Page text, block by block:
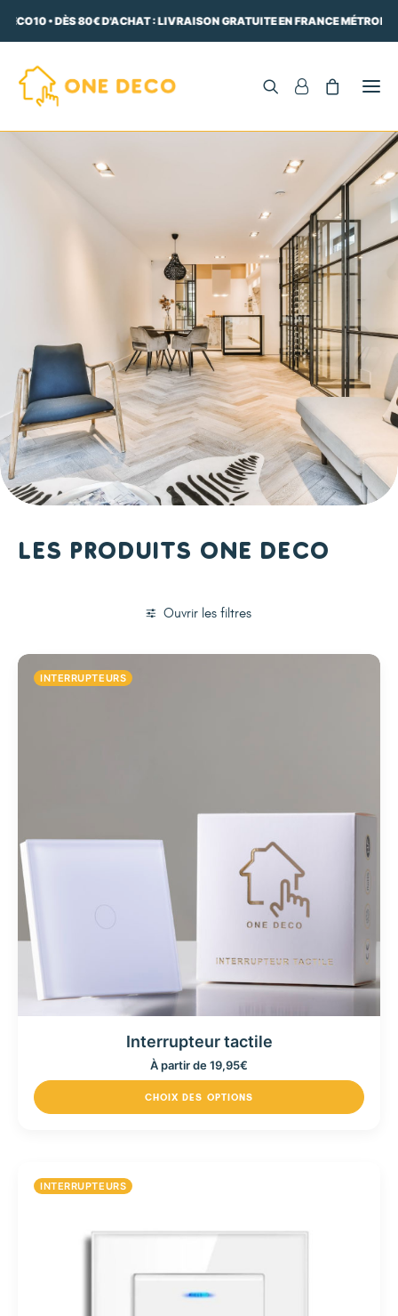
• DÈS 80€ D'ACHAT : LIVRAISON GRATUITE EN FRANCE
Les produits One Deco
Ouvrir les filtres
INTERRUPTEURS
Interrupteur tactile
À partir de19,95€
CHOIX DES OPTIONS
INTERRUPTEURS